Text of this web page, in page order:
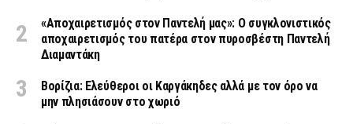
«Aποχαιρετισμός στον Παντελή μας»: Ο συγκλονιστικός
αποχαιρετισμός του πατέρα στον πυροσβέστη Παντελή
Διαμαντάκη
Βορίζια: Ελεύθεροι οι Καργάκηδες αλλά με τον όρο να
μην πλησιάσουν στο χωριό